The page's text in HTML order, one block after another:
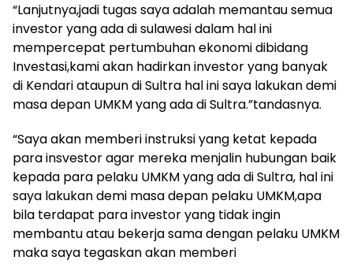
“Lanjutnya,jadi tugas saya adalah memantau semua
investor yang ada di sulawesi dalam hal ini
mempercepat pertumbuhan ekonomi dibidang
Investasi,kami akan hadirkan investor yang banyak
di Kendari ataupun di Sultra hal ini saya lakukan demi
masa depan UMKM yang ada di Sultra.”tandasnya.
“Saya akan memberi instruksi yang ketat kepada
para insvestor agar mereka menjalin hubungan baik
kepada para pelaku UMKM yang ada di Sultra, hal ini
saya lakukan demi masa depan pelaku UMKM,apa
bila terdapat para investor yang tidak ingin
membantu atau bekerja sama dengan pelaku UMKM
maka saya tegaskan akan memberi